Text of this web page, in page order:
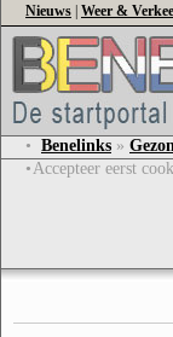
Nieuws Weer &
• Benelinks »
•Accepteer eerst